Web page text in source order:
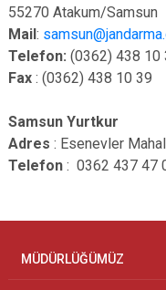
55270 Atakum/Samsun
Mail:
Telefon: (0362) 438 10
Fax : (0362) 438 10 39
Samsun Yurtkur
Adres : Esenevler
Telefon : 0362 437 47
MÜDÜRLÜĞÜMÜZ